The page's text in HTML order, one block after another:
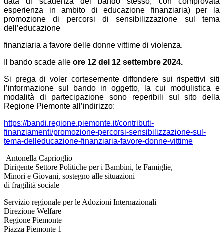
esperienza in ambito di educazione finanziaria) per la
promozionedi percorsi di sensibilizzazione sul tema
dell’educazione
finanziaria a favore delle donne vittime di violenza.
Il bando scade alle ore 12 del 12 settembre 2024.
Si prega di voler cortesemente diffondere sui rispettivi siti
l’informazione sul bando in oggetto, la cui modulistica e
modalità di partecipazione sono reperibili sul sito della
Regione Piemonte all’indirizzo:
https://bandi.regione.piemonte.it/contributi-
finanziamenti/promozione-percorsi-sensibilizzazione-sul-
tema-delleducazione-finanziaria-favore-donne-vittime
Antonella Caprioglio
Dirigente Settore Politiche per i Bambini, le Famiglie,
Minori e Giovani, sostegno alle situazioni
di fragilità sociale
Servizio regionale per le Adozioni Internazionali
Direzione Welfare
Regione Piemonte
Piazza Piemonte 1